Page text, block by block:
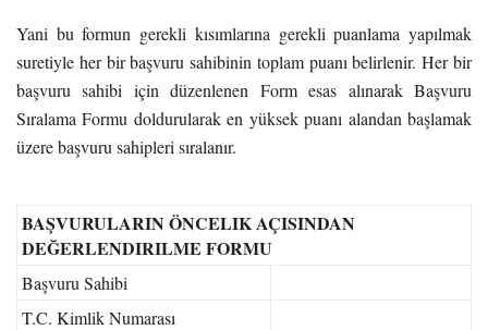
Yani bu formun gerekli kısımlarına gerekli puanlama yapılmak
suretiyle her bir başvuru sahibinin toplam puanı belirlenir. Her bir
başvuru sahibi için düzenlenen Form esas alınarak Başvuru
Sıralama Formu doldurularak en yüksek puanı alandan başlamak
üzere başvuru sahipleri sıralanır.
BAŞVURULARIN ÖNCELIK AÇISINDAN
DEĞERLENDIRILME FORMU
Başvuru Sahibi
T.C. Kimlik Numarası